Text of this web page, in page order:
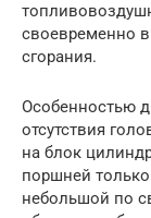
своевременно
сгорания.
Особенностью
отсутствия
на блок
поршней
небольшой по